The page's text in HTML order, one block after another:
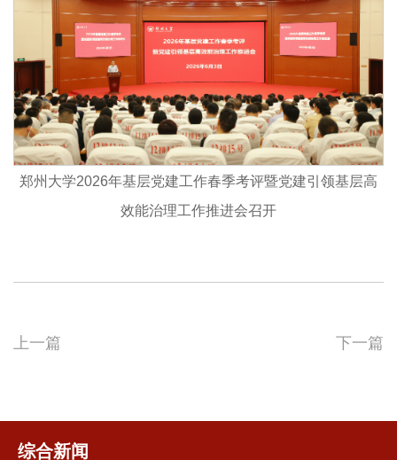
郑州大学2026年基层党建工作春季考评暨党建引领基层高
效能治理工作推进会召开
上一篇 下一篇
综合新闻